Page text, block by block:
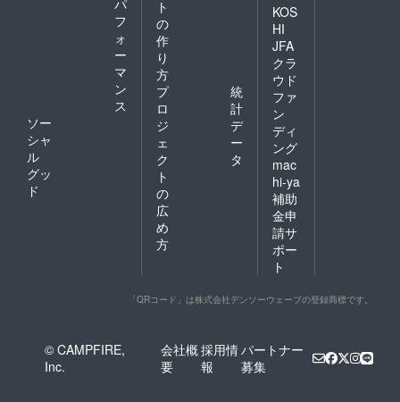
フ
ォ
ー
マ
ン
ス
ソー
シャ
ル
グッ
ド
ト
の
作
り
方
プ
ロ
ジ
ェ
ク
ト
の
広
め
方
統
計
デ
ー
タ
KOS
HI
JFA
クラ
ウド
ファ
ン
ディ
ング
mac
hi-ya
補助
金申
請サ
ポー
ト
「QRコード」は株式会社デンソーウェーブの登録商標です。
© CAMPFIRE,
Inc.
会社概
要
採用情
報
パートナー
募集